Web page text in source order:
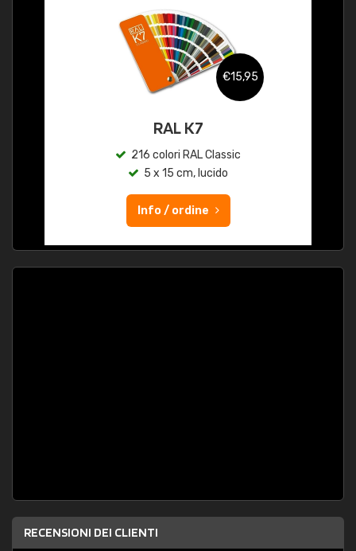
€15,95
RAL K7
216 colori RAL Classic
5 x 15 cm, lucido
Info / ordine
RECENSIONI DEI CLIENTI